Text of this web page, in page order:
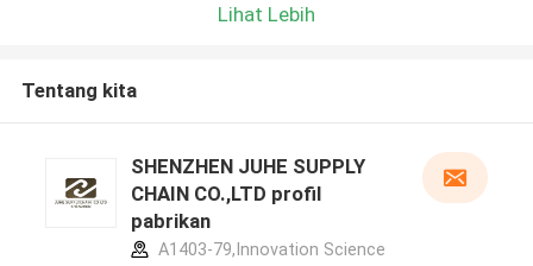
Lihat Lebih
Tentang kita
SHENZHEN JUHE SUPPLY
CHAIN CO.,LTD profil
pabrikan
A1403-79,Innovation Science